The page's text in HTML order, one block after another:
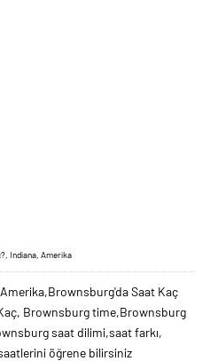
Indiana, Amerika
Saat Kaç
Brownsburg time,Brownsburg
saat dilimi,saat farkı,
öğrene bilirsiniz